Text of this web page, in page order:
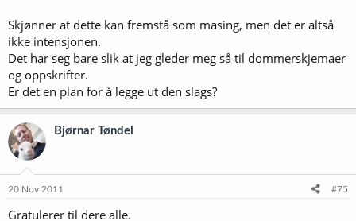
Skjønner at dette kan fremstå som masing, men det er altså
ikke intensjonen.
Det har seg bare slik at jeg gleder meg så til dommerskjemaer
og oppskrifter.
Er det en plan for å legge ut den slags?
Bjørnar Tøndel
20 Nov 2011 #75
Gratulerer til dere alle.